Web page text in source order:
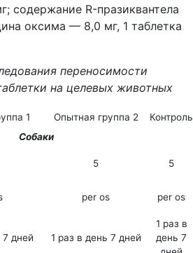
содержание R-празиквантела
оксима — 8,0 мг, 1 таблетка
переносимости
на целевых животных
1 Опытная группа 2
Контроль
Собаки
5 5
per os per os
7 дней 1 раз в день 7 дней
1 раз в
день 7